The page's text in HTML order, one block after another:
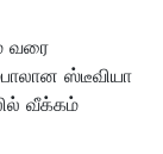
வரை
ஸ்டீவியா
வீக்கம்